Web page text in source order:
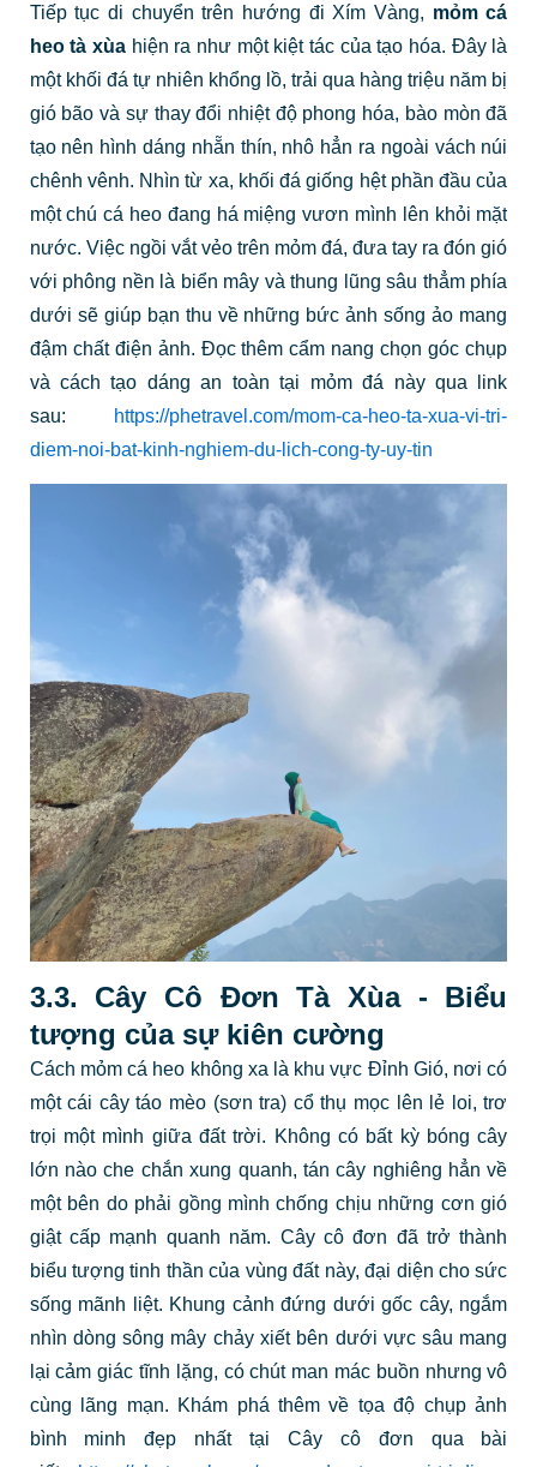
Tiếp tục di chuyển trên hướng đi Xím Vàng, mỏm cá
heo tà xùahiện ra như một kiệt tác của tạo hóa. Đây là
một khối đá tự nhiên khổng lồ, trải qua hàng triệu năm bị
gió bão và sự thay đổi nhiệt độ phong hóa, bào mòn đã
tạo nên hình dáng nhẵn thín, nhô hẳn ra ngoài vách núi
chênh vênh. Nhìn từ xa, khối đá giống hệt phần đầu của
một chú cá heo đang há miệng vươn mình lên khỏi mặt
nước. Việc ngồi vắt vẻo trên mỏm đá, đưa tay ra đón gió
với phông nền là biển mây và thung lũng sâu thẳm phía
dưới sẽ giúp bạn thu về những bức ảnh sống ảo mang
đậm chất điện ảnh. Đọc thêm cẩm nang chọn góc chụp
và cách tạo dáng an toàn tại mỏm đá này qua link
sau: https://phetravel.com/mom-ca-heo-ta-xua-vi-tri-
diem-noi-bat-kinh-nghiem-du-lich-cong-ty-uy-tin
3.3. Cây Cô Đơn Tà Xùa - Biểu
tượng của sự kiên cường
Cách mỏm cá heo không xa là khu vực Đỉnh Gió, nơi có
một cái cây táo mèo (sơn tra) cổ thụ mọc lên lẻ loi, trơ
trọi một mình giữa đất trời. Không có bất kỳ bóng cây
lớn nào che chắn xung quanh, tán cây nghiêng hẳn về
một bên do phải gồng mình chống chịu những cơn gió
giật cấp mạnh quanh năm. Cây cô đơn đã trở thành
biểu tượng tinh thần của vùng đất này, đại diện cho sức
sống mãnh liệt. Khung cảnh đứng dưới gốc cây, ngắm
nhìn dòng sông mây chảy xiết bên dưới vực sâu mang
lại cảm giác tĩnh lặng, có chút man mác buồn nhưng vô
cùng lãng mạn. Khám phá thêm về tọa độ chụp ảnh
bình minh đẹp nhất tại Cây cô đơn qua bài